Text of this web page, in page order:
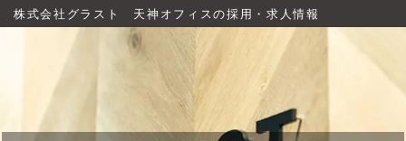
株式会社グラスト 天神オフィスの採用・求人情報